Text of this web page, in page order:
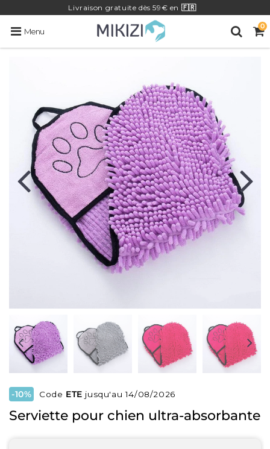
Livraison gratuite dès 59€ en 🇫🇷
Menu
0
-10% Code ETE jusqu'au 14/08/2026
Serviette pour chien ultra-absorbante